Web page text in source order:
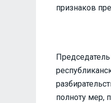
признаков
полноту мер,